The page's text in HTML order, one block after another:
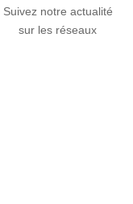
Suivez notre actualité
sur les réseaux